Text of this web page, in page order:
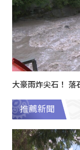
大豪雨炸尖石！ 落
推薦新聞